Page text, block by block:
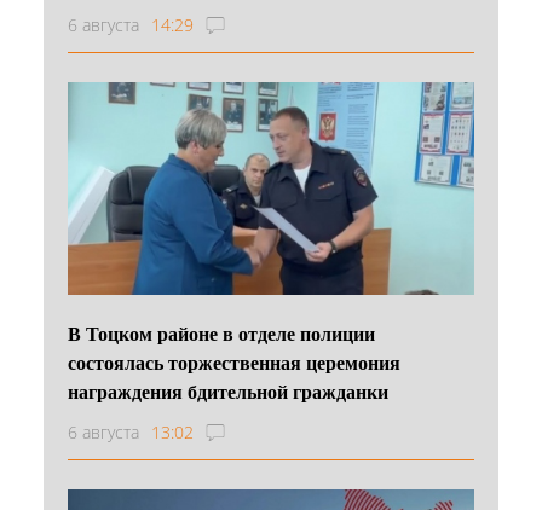
6 августа 14:29
В Тоцком районе в отделе полиции
состоялась торжественная церемония
награждения бдительной гражданки
6 августа 13:02